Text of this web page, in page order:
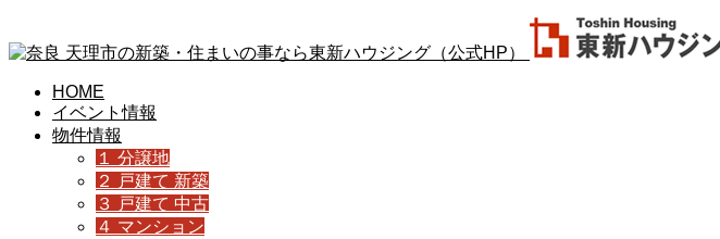
HOME
イベント情報
物件情報
１ 分譲地
２ 戸建て 新築
３ 戸建て 中古
４ マンション